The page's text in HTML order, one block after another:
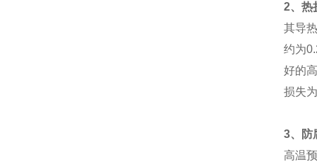
2、热
其导
约为
好的
损失
3、防
高温